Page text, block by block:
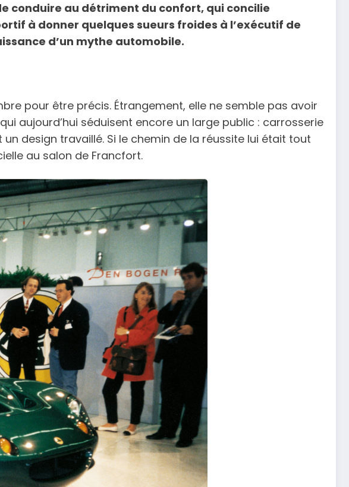
conduire au détriment du confort, qui concilie
à donner quelques sueurs froides à l’exécutif de
d’un mythe automobile.
pour être précis. Étrangement, elle ne semble pas avoir
aujourd’hui séduisent encore un large public : carrosserie
design travaillé. Si le chemin de la réussite lui était tout
au salon de Francfort.